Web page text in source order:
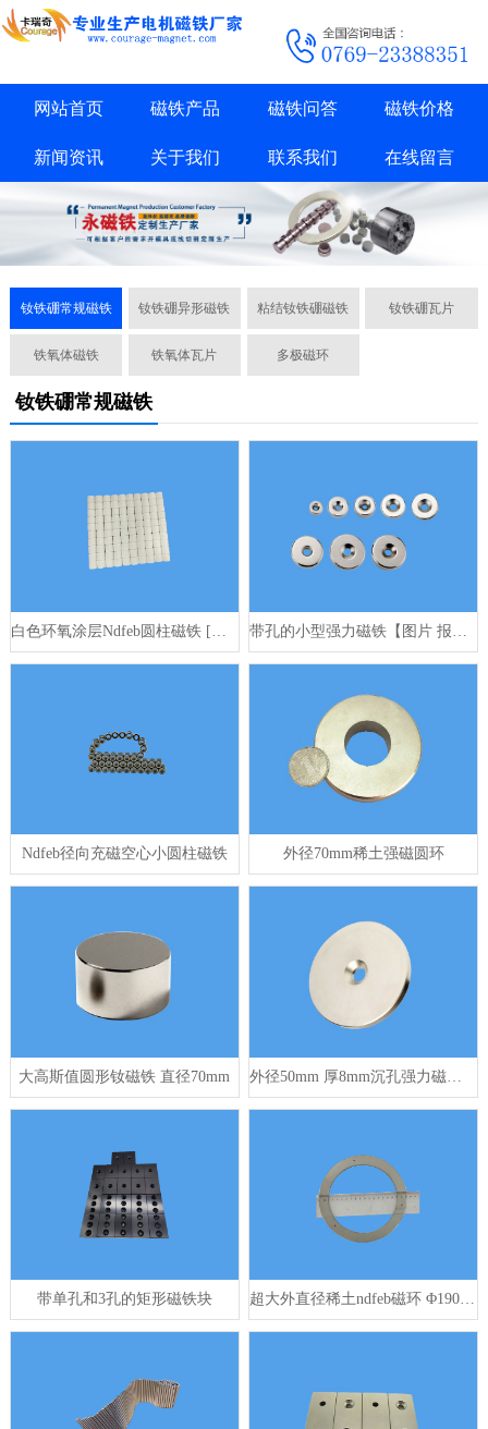
网站首页 磁铁产品 磁铁问答 磁铁价格
新闻资讯 关于我们 联系我们 在线留言
钕铁硼常规磁铁 钕铁硼异形磁铁 粘结钕铁硼磁铁 钕铁硼瓦片
铁氧体磁铁 铁氧体瓦片 多极磁环
钕铁硼常规磁铁
Ndfeb径向充磁空心小圆柱磁铁 外径70mm稀土强磁圆环
大高斯值圆形钕磁铁 直径70mm
带单孔和3孔的矩形磁铁块 超大外直径稀土ndfeb磁环 Φ190mm